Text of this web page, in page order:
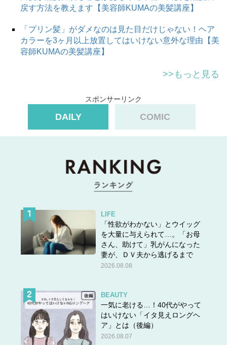
戻す方法を教えます【美容師KUMAの美髪講座】
「プリン髪」がダメなのは見た目だけじゃない！ヘア
カラーを3ヶ月以上放置してはいけない意外な理由【美
容師KUMAの美髪講座】
>>もっと見る
スポンサーリンク
DAILY COMIC
LIFE
「性欲がわかない」とウイッグ
を大量に与えられて…。「お母
さん、助けて」乳がんになった
妻が、ＤＶ夫から逃げるまで
2026.08.08
BEAUTY
一気に老ける…！40代がやって
はいけない「イタ見えロングヘ
ア」とは（後編）
2026.08.07